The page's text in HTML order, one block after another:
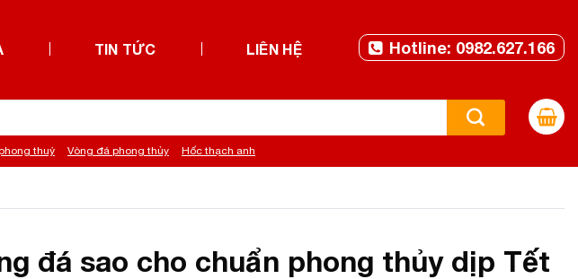
TIN TỨC LIÊN HỆ Hotline: 0982.627.166
thuỷ Vòng đá phong thủy Hốc thạch anh
đá sao cho chuẩn phong thủy dịp Tết